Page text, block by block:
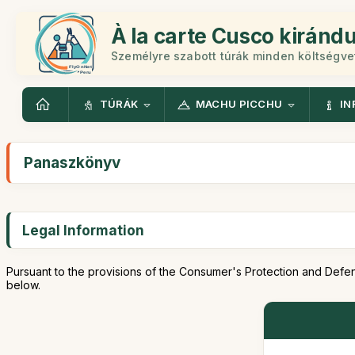
À la carte Cusco
Személyre szabott túrák minden
TÚRÁK MACHU PICCHU
Panaszkönyv
Legal Information
Pursuant to the provisions of the Consumer's Protection and
below.